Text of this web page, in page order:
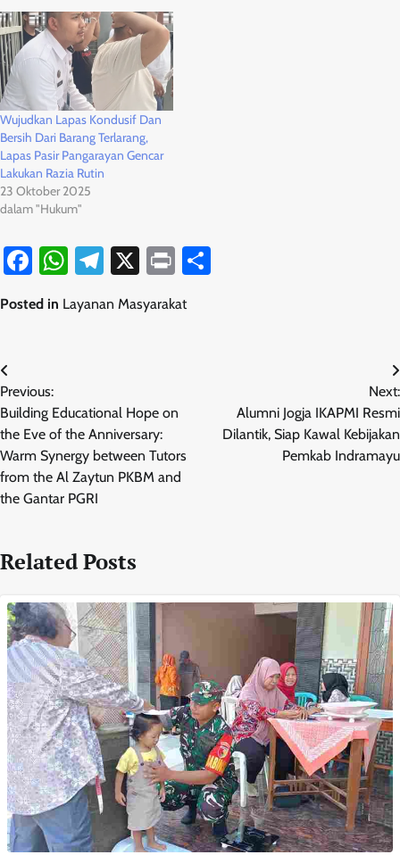
Wujudkan Lapas Kondusif Dan
Bersih Dari Barang Terlarang,
Lapas Pasir Pangarayan Gencar
Lakukan Razia Rutin
23 Oktober 2025
dalam "Hukum"
Facebook
WhatsApp
Telegram
X Print
Posted in Layanan Masyarakat
Navigasi
pos
Previous:
Building Educational Hope on
the Eve of the Anniversary:
Warm Synergy between Tutors
from the Al Zaytun PKBM and
the Gantar PGRI
Next:
Alumni Jogja IKAPMI Resmi
Dilantik, Siap Kawal Kebijakan
Pemkab Indramayu
Related Posts